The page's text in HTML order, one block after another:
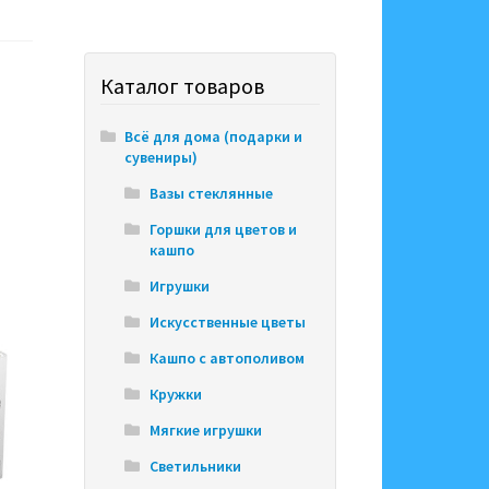
Каталог товаров
Всё для дома (подарки и
сувениры)
Вазы стеклянные
Горшки для цветов и
кашпо
Игрушки
Искусственные цветы
Кашпо с автополивом
Кружки
Мягкие игрушки
Светильники